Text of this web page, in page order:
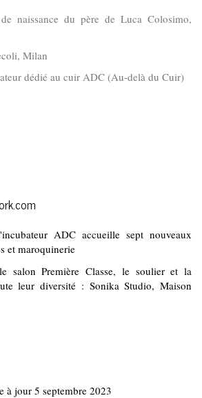
naissance du père de Luca Colosimo,
Milan
dédié au cuir ADC (Au-delà du Cuir)
ADC accueille sept nouveaux
et maroquinerie
salon Première Classe, le soulier et la
leur diversité : Sonika Studio, Maison
à jour 5 septembre 2023